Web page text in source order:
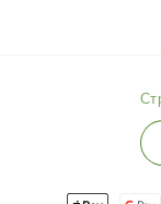
Способы